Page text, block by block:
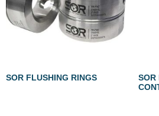
SOR FLUSHING RINGS
SOR